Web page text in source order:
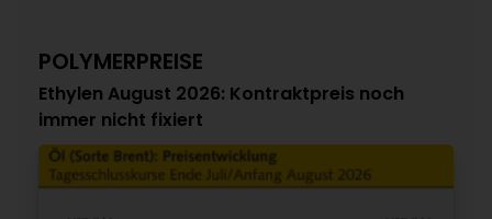
POLYMERPREISE
Ethylen August 2026: Kontraktpreis noch
immer nicht fixiert